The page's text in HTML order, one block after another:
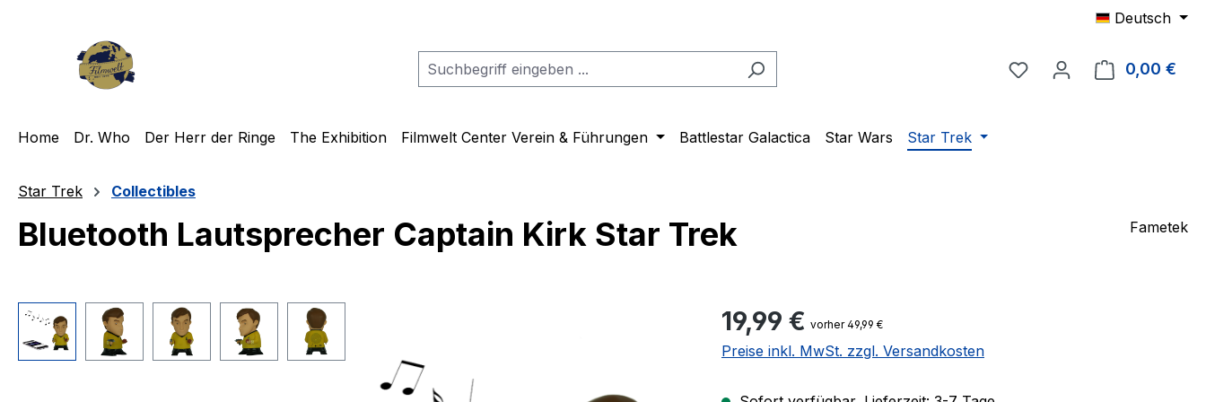
Deutsch
Du hast 0 Produkte auf
0,00 €
Home Dr. Who Der Herr der Ringe The Exhibition Filmwelt Center Verein & Führungen Battlestar Galactica Star Wars Star Trek
Star Trek Collectibles
Bluetooth Lautsprecher Captain Kirk Star Trek Fametek
Regulärer Preis:
19,99 € vorher 49,99 €
Preise inkl. MwSt. zzgl. Versandkosten